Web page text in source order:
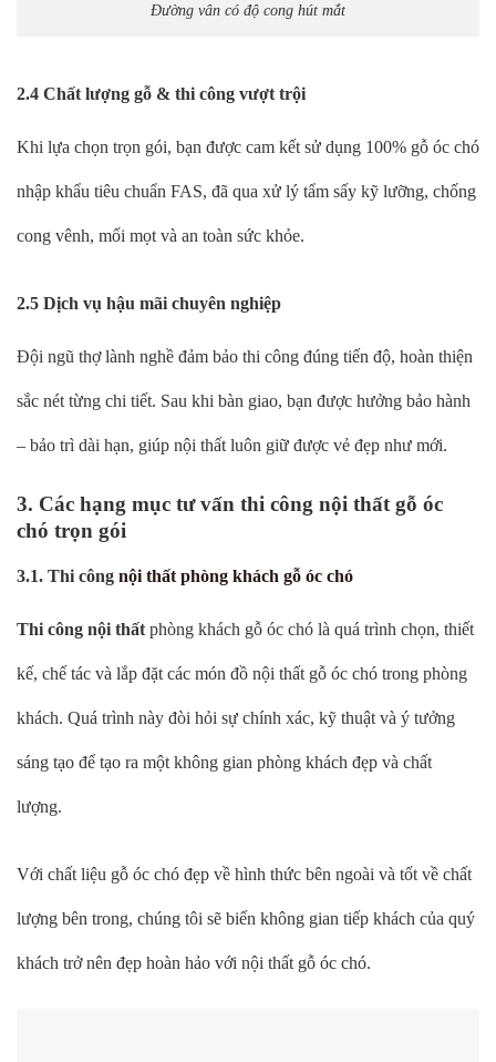
Đường vân có độ cong hút mắt
2.4 Chất lượng gỗ & thi công vượt trội
Khi lựa chọn trọn gói, bạn được cam kết sử dụng 100% gỗ óc chó
nhập khẩu tiêu chuẩn FAS, đã qua xử lý tẩm sấy kỹ lưỡng, chống
cong vênh, mối mọt và an toàn sức khỏe.
2.5 Dịch vụ hậu mãi chuyên nghiệp
Đội ngũ thợ lành nghề đảm bảo thi công đúng tiến độ, hoàn thiện
sắc nét từng chi tiết. Sau khi bàn giao, bạn được hưởng bảo hành
– bảo trì dài hạn, giúp nội thất luôn giữ được vẻ đẹp như mới.
3. Các hạng mục tư vấn thi công nội thất gỗ óc
chó trọn gói
3.1. Thi công nội thất phòng khách gỗ óc chó
Thi công nội thất phòng khách gỗ óc chó là quá trình chọn, thiết
kế, chế tác và lắp đặt các món đồ nội thất gỗ óc chó trong phòng
khách. Quá trình này đòi hỏi sự chính xác, kỹ thuật và ý tưởng
sáng tạo để tạo ra một không gian phòng khách đẹp và chất
lượng.
Với chất liệu gỗ óc chó đẹp về hình thức bên ngoài và tốt về chất
lượng bên trong, chúng tôi sẽ biến không gian tiếp khách của quý
khách trở nên đẹp hoàn hảo với nội thất gỗ óc chó.